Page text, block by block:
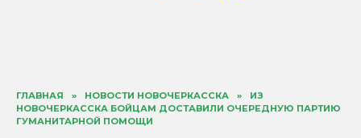
ГЛАВНАЯ » НОВОСТИ НОВОЧЕРКАССКА »
ИЗ
НОВОЧЕРКАССКА БОЙЦАМ ДОСТАВИЛИ ОЧЕРЕДНУЮ ПАРТИЮ
ГУМАНИТАРНОЙ ПОМОЩИ